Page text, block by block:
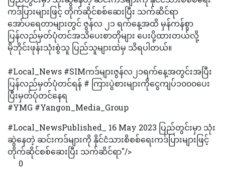
ကဒ်ပြားများဖြင့် တိုက်ဆိုင်စစ်ဆေးပြီး သက်ဆိင်ရာ
အော်ပရေတာများတွင် ဇွန်လ ၂၁ ရက်နေ့အထိ မှန်ကန်စွာ
ပြန်လည်မှတ်ပုံတင်အသိပေးစာတိုများ ပေးပို့ထားတယ်လို့
မိုဘိုင်းဖုန်းသုံးစွဲသူ ပြည်သူများထဲမှ သိရပါတယ်။
#Local_News #SIMကဒ်များဇွန်လ၂၁ရက်နေ့အတွင်းအပြီး
ပြန်လည်မှတ်ပုံတင်ရန် # ကြားပွဲစားများကိုငွေကျပ်၁၀၀၀ပေး
ပြီးမှတ်ပုံတင်နေရ
#YMG #Yangon_Media_Group
#Local_NewsPublished_ 16 May 2023 ပြည်တွင်းမှာ သုံး
ဆွဲနေတဲ့ ဆင်းကဒ်များကို နိုင်ငံသားစိစစ်ရေးကဒ်ပြားများဖြင့်
တိုက်ဆိုင်စစ်ဆေးပြီး သက်ဆိင်ရာ"/>
0